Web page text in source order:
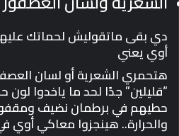
دي بقى ماتقوليش لحماتك
أوي يعني
هتحمري الشعرية أو لسان
“قليلين” جدًا لحد ما ياخدوا لون
حطيهم في برطمان نضيف
والحرارة.. هينجزوا معاكي أوي